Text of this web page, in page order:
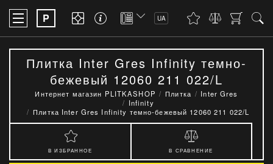
P UA
Плитка Inter Gres Infinity темно-
бежевый 12060 211 022/L
Интернет магазин PLITKASHOP Плитка
Inter Gres
Infinity
Плитка Inter Gres Infinity темно-бежевый 12060 211 022/L
В ИЗБРАННОЕ В СРАВНЕНИЕ